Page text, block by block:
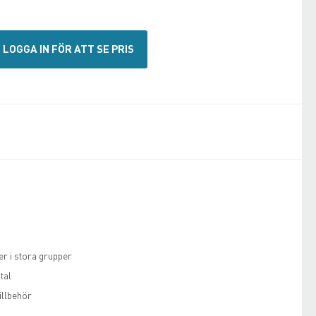
LOGGA IN FÖR ATT SE PRIS
i stora grupper